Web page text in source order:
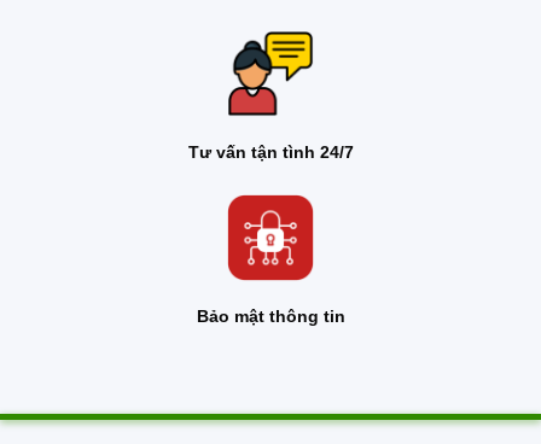
Tư vấn tận tình 24/7
Bảo mật thông tin